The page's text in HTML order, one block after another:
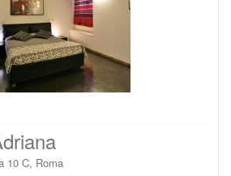
10 C, Roma